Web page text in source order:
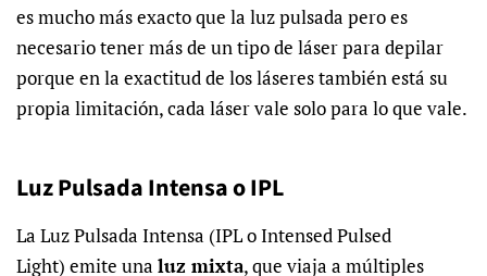
es mucho más exacto que la luz pulsada pero es
necesario tener más de un tipo de láser para depilar
porque en la exactitud de los láseres también está su
propia limitación, cada láser vale solo para lo que vale.
Luz Pulsada Intensa o IPL
La Luz Pulsada Intensa (IPL o Intensed Pulsed
Light) emite una luz mixta, que viaja a múltiples